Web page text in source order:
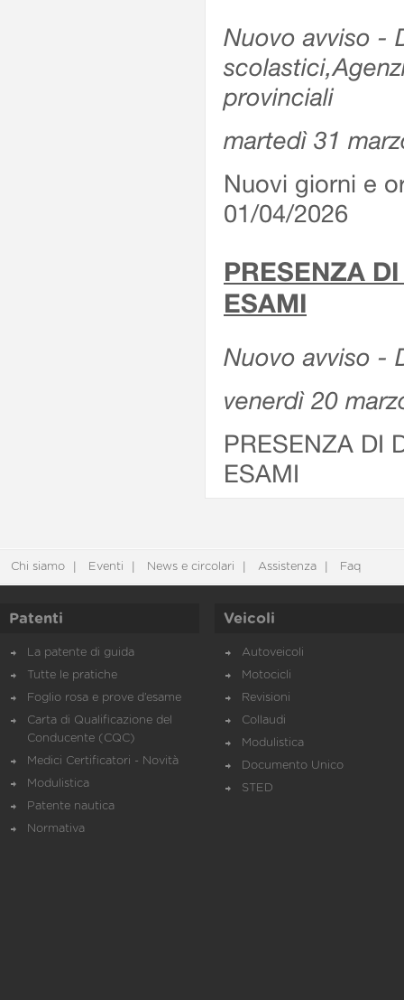
Nuovo avviso -
provinciali
martedì 31
Nuovi giorni e
01/04/2026
PRESENZA
ESAMI
Nuovo avviso -
venerdì 20
PRESENZA DI
ESAMI
Chi siamo Eventi News e circolari Assistenza Faq
Patenti
La patente di guida
Tutte le pratiche
Foglio rosa e prove d’esame
Carta di Qualificazione del
Conducente (CQC)
Medici Certificatori - Novità
Modulistica
Patente nautica
Normativa
Veicoli
Autoveicoli
Motocicli
Revisioni
Collaudi
Modulistica
Documento Unico
STED